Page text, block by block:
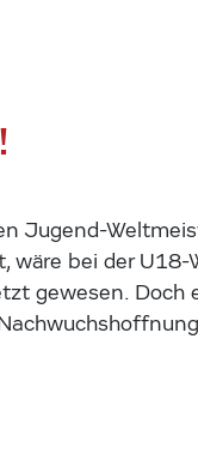
Jugend-
wäre bei der U18-
gewesen. Doch